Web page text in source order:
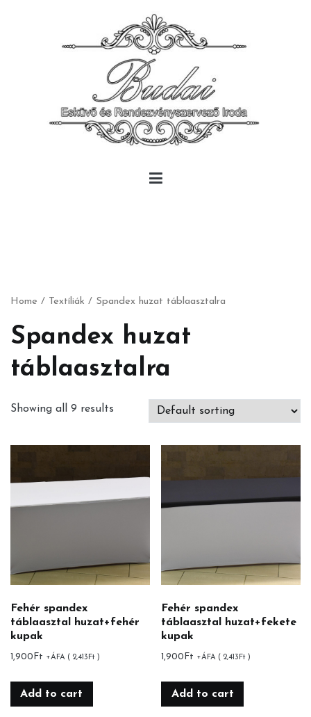
Home / Textíliák / Spandex huzat táblaasztalra
Spandex huzat
táblaasztalra
Showing all 9 results
Fehér spandex
táblaasztal huzat+fehér
kupak
1,900 Ft +ÁFA ( 2,413 Ft )
Add to cart
Fehér spandex
táblaasztal huzat+fekete
kupak
1,900 Ft +ÁFA ( 2,413 Ft )
Add to cart